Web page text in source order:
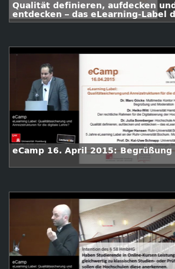
Qualität definieren, aufdecken und
entdecken – das eLearning-Label
Darmstadt
eCamp 16. April 2015: Begrüßung